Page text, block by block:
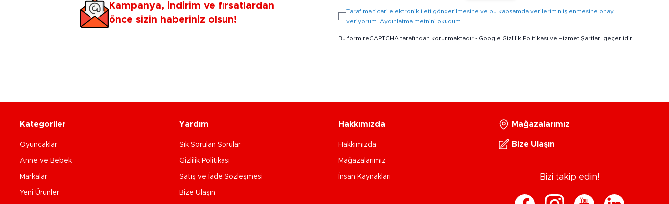
Kampanya, indirim ve fırsatlardan
önce sizin haberiniz olsun!
Tarafıma ticari elektronik ileti gönderilmesine ve bu kapsamda verilerimin işlenmesine onay
veriyorum. Aydınlatma metnini okudum.
Bu form reCAPTCHA tarafından korunmaktadır - Google Gizlilik Politikası ve Hizmet Şartları geçerlidir.
Kategoriler
Oyuncaklar
Anne ve Bebek
Markalar
Yeni Ürünler
Yardım
Sık Sorulan Sorular
Gizlilik Politikası
Satış ve İade Sözleşmesi
Bize Ulaşın
Hakkımızda
Hakkımızda
Mağazalarımız
İnsan Kaynakları
Mağazalarımız
Bize Ulaşın
Bizi takip edin!